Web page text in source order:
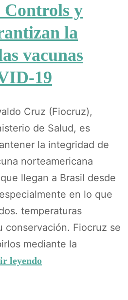
Controls y
la
vacunas
19
Cruz (Fiocruz),
de Salud, es
la integridad de
norteamericana
llegan a Brasil desde
en lo que
temperaturas
conservación. Fiocruz se
mediante la
leyendo